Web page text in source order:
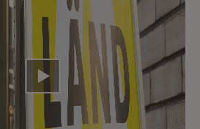
Video abspielen